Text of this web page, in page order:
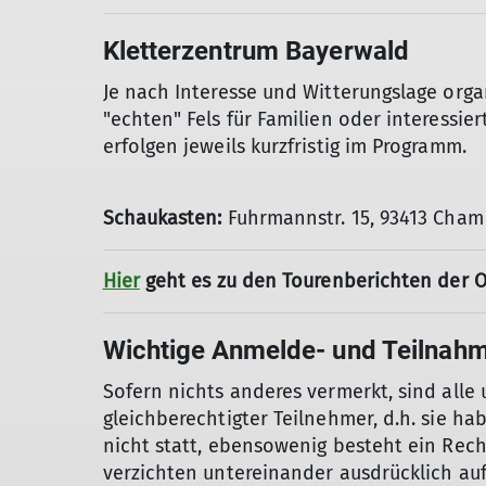
Kletterzentrum Bayerwald
Je nach Interesse und Witterungslage
"echten" Fels für Familien oder
erfolgen jeweils kurzfristig im Programm.
Schaukasten: Fuhrmannstr. 15, 93413 Cham
Hiergeht es zu den Tourenberichten der
Wichtige Anmelde- und
Sofern nichts anderes vermerkt, sind alle
gleichberechtigter Teilnehmer, d.h. sie
nicht statt, ebensowenig besteht ein
verzichten untereinander ausdrücklich